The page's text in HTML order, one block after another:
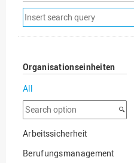
Remove
search
filter
Organisationseinheiten
All
Search
option
Arbeitssicherheit
Berufungsmanagement